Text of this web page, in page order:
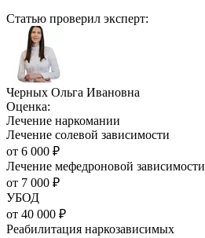
Статью проверил эксперт:
Черных Ольга Ивановна
Оценка:
Лечение наркомании
Лечение солевой зависимости
от 6 000 ₽
Лечение мефедроновой зависимости
от 7 000 ₽
УБОД
от 40 000 ₽
Реабилитация наркозависимых